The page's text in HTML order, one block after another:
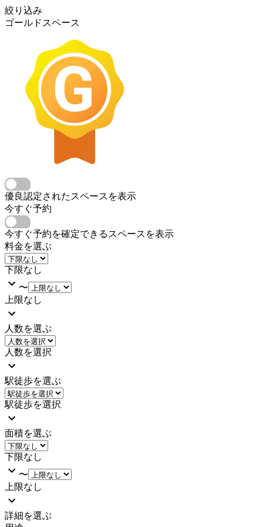
絞り込み
ゴールドスペース
優良認定されたスペースを表示
今すぐ予約
今すぐ予約を確定できるスペースを表示
料金を選ぶ
下限なし
〜
上限なし
人数を選ぶ
人数を選択
駅徒歩を選ぶ
駅徒歩を選択
面積を選ぶ
下限なし
〜
上限なし
詳細を選ぶ